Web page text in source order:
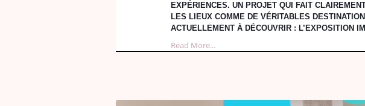
EXPÉRIENCES. UN PROJET QUI FAIT
LES LIEUX COMME DE VÉRITABLES
ACTUELLEMENT À DÉCOUVRIR : L’EXPOSITION
Read More...